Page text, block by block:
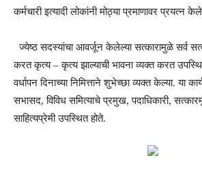
कर्मचारी इत्यादी लोकांनी मोठ्या प्रमाणावर प्रयत्न
ज्येष्ठ सदस्यांचा आवर्जून केलेल्या सत्कारामुळे सर्व
करत कृत्य – कृत्य झाल्याची भावना व्यक्त करत
वर्धापन दिनाच्या निमित्ताने शुभेच्छा व्यक्त केल्या. या
सभासद, विविध समित्याचे प्रमुख, पदाधिकारी,
साहित्यप्रेमी उपस्थित होते.